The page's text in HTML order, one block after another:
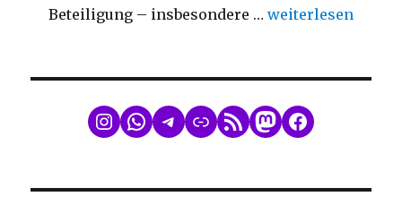
Beteiligung – insbesondere …weiterlesen
WhatsApp
Telegram
LinkRSS FeedMastodon
Facebook